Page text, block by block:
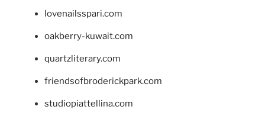
lovenailsspari.com
oakberry-kuwait.com
quartzliterary.com
friendsofbroderickpark.com
studiopiattellina.com